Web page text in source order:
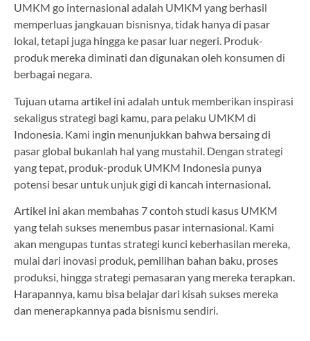
UMKM go internasional adalah UMKM yang berhasil
memperluas jangkauan bisnisnya, tidak hanya di pasar
lokal, tetapi juga hingga ke pasar luar negeri. Produk-
produk mereka diminati dan digunakan oleh konsumen di
berbagai negara.
Tujuan utama artikel ini adalah untuk memberikan inspirasi
sekaligus strategi bagi kamu, para pelaku UMKM di
Indonesia. Kami ingin menunjukkan bahwa bersaing di
pasar global bukanlah hal yang mustahil. Dengan strategi
yang tepat, produk-produk UMKM Indonesia punya
potensi besar untuk unjuk gigi di kancah internasional.
Artikel ini akan membahas 7 contoh studi kasus UMKM
yang telah sukses menembus pasar internasional. Kami
akan mengupas tuntas strategi kunci keberhasilan mereka,
mulai dari inovasi produk, pemilihan bahan baku, proses
produksi, hingga strategi pemasaran yang mereka terapkan.
Harapannya, kamu bisa belajar dari kisah sukses mereka
dan menerapkannya pada bisnismu sendiri.